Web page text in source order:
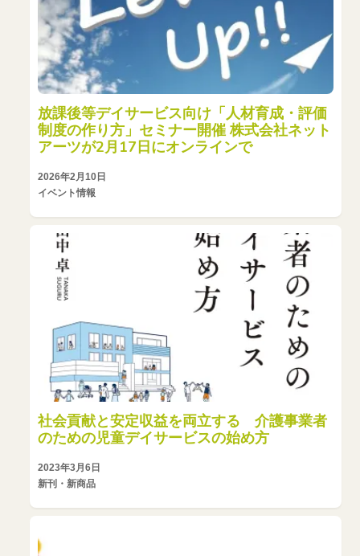
放課後等デイサービス向け「人材育成・評価
制度の作り方」セミナー開催 株式会社ネット
アーツが2月17日にオンラインで
2026年2月10日
イベント情報
社会貢献と安定収益を両立する 介護事業者
のための児童デイサービスの始め方
2023年3月6日
新刊・新商品